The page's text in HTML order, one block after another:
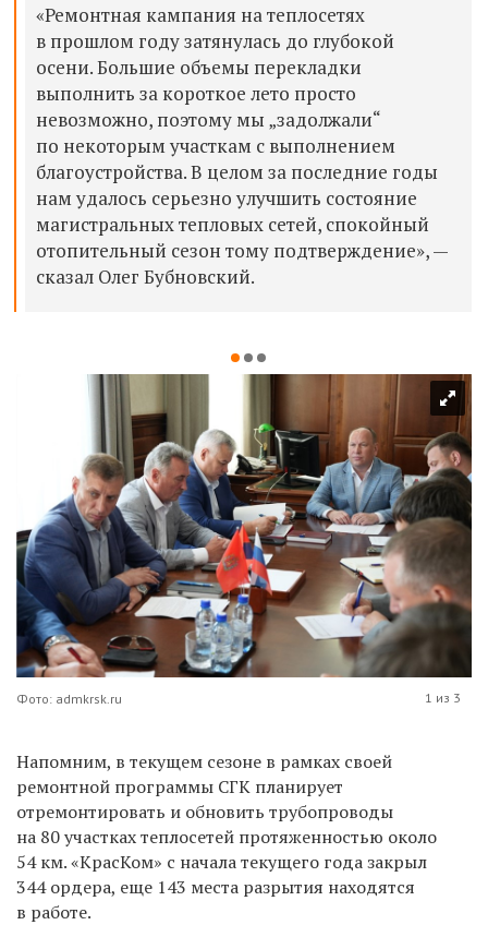
«Ремонтная кампания на теплосетях
в прошлом году затянулась до глубокой
осени. Большие объемы перекладки
выполнить за короткое лето просто
невозможно, поэтому мы „задолжали“
по некоторым участкам с выполнением
благоустройства. В целом за последние годы
нам удалось серьезно улучшить состояние
магистральных тепловых сетей, спокойный
отопительный сезон тому подтверждение», —
сказал Олег Бубновский.
Фото: admkrsk.ru 1 из 3
Напомним, в текущем сезоне в рамках своей
ремонтной программы СГК планирует
отремонтировать и обновить трубопроводы
на 80 участках теплосетей протяженностью около
54 км. «КрасКом» с начала текущего года закрыл
344 ордера, еще 143 места разрытия находятся
в работе.